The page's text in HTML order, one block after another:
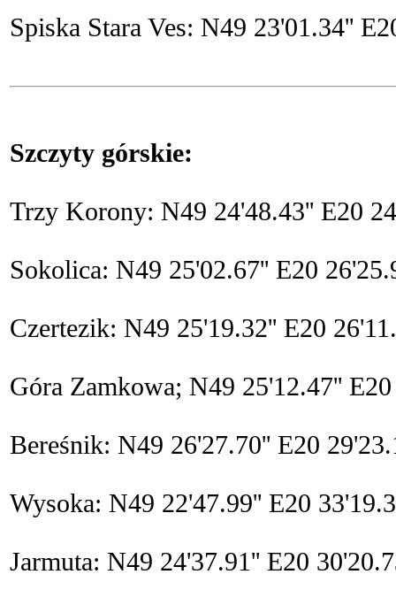
Spiska Stara Ves: N49 23'01.34''
Szczyty górskie:
Trzy Korony: N49 24'48.43'' E20
Sokolica: N49 25'02.67'' E20
Czertezik: N49 25'19.32'' E20
Góra Zamkowa; N49 25'12.47''
Bereśnik: N49 26'27.70'' E20
Wysoka: N49 22'47.99'' E20
Jarmuta: N49 24'37.91'' E20